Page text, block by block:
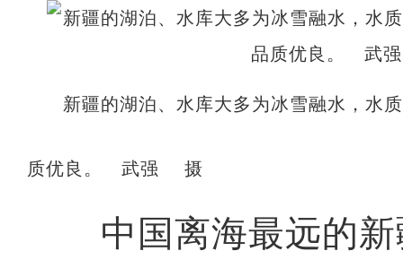
新疆的湖泊、水库大多为冰雪融水，水
质优良。 武强 摄
中国离海最远的新